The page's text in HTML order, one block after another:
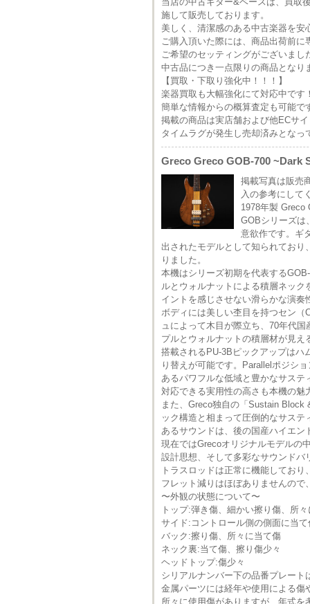
施して販売しております。
美しく、清潔感のある中古楽器を
ご購入頂いた際には、商品出荷前
ご希望のセッティングがございま
中古品につき一点限りの商品とな
【買取・下取り強化中！！！】
楽器買取も大幅強化にて対応中で
簡単な情報からの概算査定も可能
掲載の商品は実店舗および他ECサ
タイムラグが発生し売却済みとな
Greco Greco GOB-700 ~Dark
掲載写真は販売
入の参考にして
1978年製 Greco
GOBシリーズは
意欲作です。ギ
出されたモデルとして知られてお
りました。
本機はシリーズ初期を代表する
ルとウォルナットによる積層ネッ
イントを感じさせない滑らかな演
ボディには美しい杢目を持つセン（
ュによって木目が際立ち、70年代
プルとウォルナットの積層材が見
搭載されるPU-3Bピックアップはハ
り替えが可能です。Parallelポジシ
あるパワフルな低域と豊かなサス
対応できる実用性の高さも本機の魅
また、Greco独自の「Sustain Block
ック構造と相まって圧倒的なサス
あるサウンドは、後の国産ハイエ
現在ではGrecoオリジナルモデルの
設計思想、そして多彩なサウンド
トラスロッドは正常に機能してお
フレット減りはほぼありませんの
〜外観の状態について〜
トップ:弾き傷、細かい擦り傷、所
サイド:コントロール側の側面に当
バック:擦り傷、所々に当て傷
ネック裏:当て傷、擦り傷少々
ヘッドトップ:傷少々
シリアルナンバー下の品番プレート
金属パーツには経年や使用による傷
所々に使用傷がありますが、年式